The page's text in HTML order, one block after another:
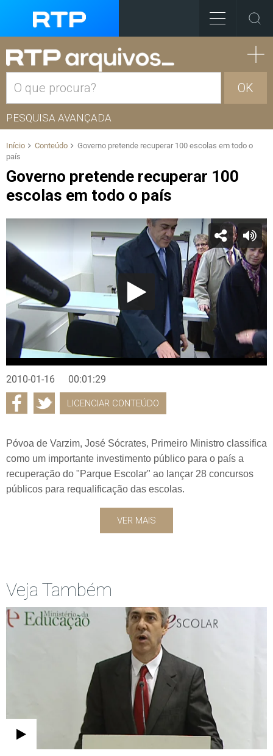
OK
PESQUISA AVANÇADA
Início Conteúdo
Governo pretende recuperar 100 escolas em todo o
país
Governo pretende recuperar 100
escolas em todo o país
2010-01-16 00:01:29
LICENCIAR CONTEÚDO
Póvoa de Varzim, José Sócrates, Primeiro Ministro classifica
como um importante investimento público para o país a
recuperação do "Parque Escolar" ao lançar 28 concursos
públicos para requalificação das escolas.
VER MAIS
Veja Também